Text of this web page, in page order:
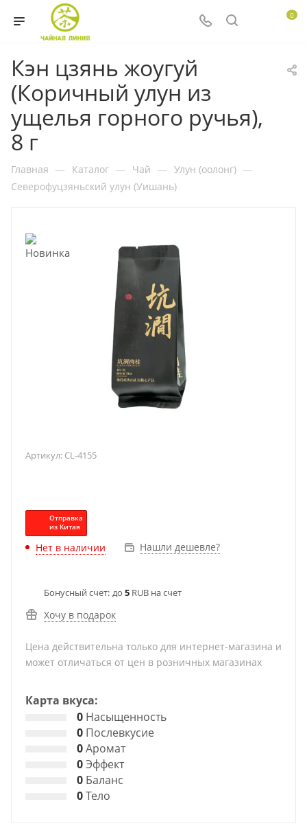
0
Кэн цзянь жоугуй
(Коричный улун из
ущелья горного ручья),
8 г
Главная — Каталог — Чай — Улун (оолонг) —
Северофуцзяньский улун (Уишань)
Артикул: CL-4155
Отправка
из Китая
Нет в наличии Нашли дешевле?
Бонусный счет: до 5 RUB на счет
Хочу в подарок
Цена действительна только для интернет-магазина и
может отличаться от цен в розничных магазинах
Карта вкуса:
0 Насыщенность
0 Послевкусие
0Аромат
0Эффект
0 Баланс
0Тело